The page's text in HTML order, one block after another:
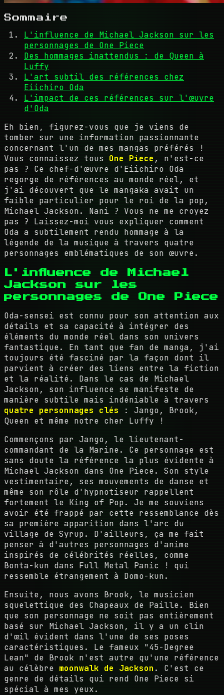
Sommaire
L'influence de Michael Jackson sur les
personnages de One Piece
Des hommages inattendus : de Queen à
Luffy
L'art subtil des références chez
Eiichiro Oda
L'impact de ces références sur l'œuvre
d'Oda
Eh bien, figurez-vous que je viens de
tomber sur une information passionnante
concernant l'un de mes mangas préférés !
Vous connaissez tous One Piece , n'est-ce
pas ? Ce chef-d'œuvre d'Eiichiro Oda
regorge de références au monde réel, et
j'ai découvert que le mangaka avait un
faible particulier pour le roi de la pop,
Michael Jackson. Nani ? Vous ne me croyez
pas ? Laissez-moi vous expliquer comment
Oda a subtilement rendu hommage à la
légende de la musique à travers quatre
personnages emblématiques de son œuvre.
L'influence de Michael
Jackson sur les
personnages de One Piece
Oda-sensei est connu pour son attention aux
détails et sa capacité à intégrer des
éléments du monde réel dans son univers
fantastique. En tant que fan de manga, j'ai
toujours été fasciné par la façon dont il
parvient à créer des liens entre la fiction
et la réalité. Dans le cas de Michael
Jackson, son influence se manifeste de
manière subtile mais indéniable à travers
quatre personnages clés : Jango, Brook,
Queen et même notre cher Luffy !
Commençons par Jango, le lieutenant-
commandant de la Marine. Ce personnage est
sans doute la référence la plus évidente à
Michael Jackson dans One Piece. Son style
vestimentaire, ses mouvements de danse et
même son rôle d'hypnotiseur rappellent
fortement le King of Pop. Je me souviens
avoir été frappé par cette ressemblance dès
sa première apparition dans l'arc du
village de Syrup. D'ailleurs, ça me fait
penser à d'autres personnages d'anime
inspirés de célébrités réelles, comme
Bonta-kun dans Full Metal Panic ! qui
ressemble étrangement à Domo-kun.
Ensuite, nous avons Brook, le musicien
squelettique des Chapeaux de Paille. Bien
que son personnage ne soit pas entièrement
basé sur Michael Jackson, il y a un clin
d'œil évident dans l'une de ses poses
caractéristiques. Le fameux "45-Degree
Lean" de Brook n'est autre qu'une référence
au célèbre moonwalk de Jackson . C'est ce
genre de détails qui rend One Piece si
spécial à mes yeux.